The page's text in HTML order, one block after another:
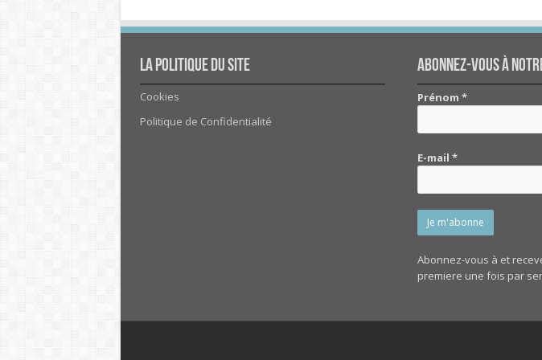
La politique du site
Cookies
Politique de Confidentialité
Abonnez-vous à
Prénom*
E-mail*
Abonnez-vous à et
premiere une fois par